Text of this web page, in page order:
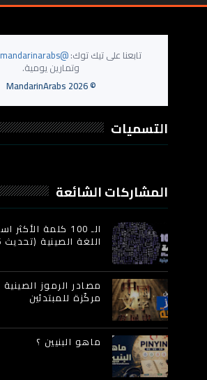
تابعنا على تيك توك:@mandarinarabs
وتمارين يومية.
©
2026
التسميات
المشاركات الشائعة
الـ 100 كلمة
اللغة الصينية (تحديث 2026)
مصادر الرموز
مركّزة للمبتدئين
ماهو البنيين ؟